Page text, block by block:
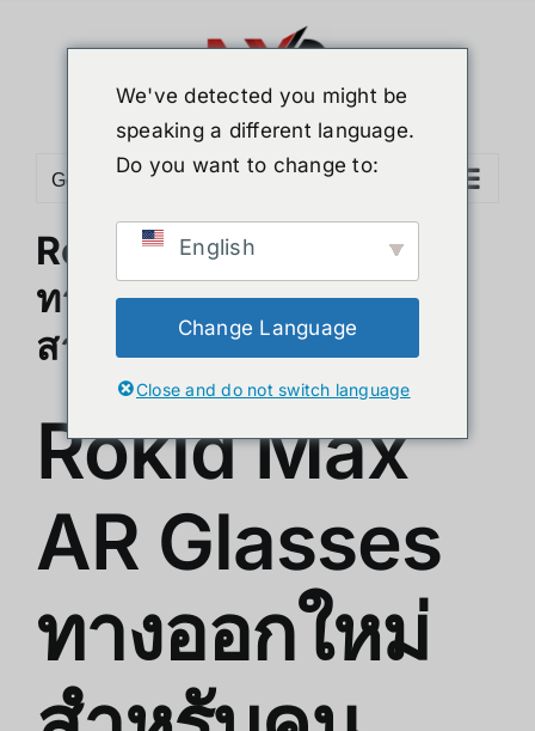
Go to...
Rokid Max AR Glasses
ทางออกใหม่สำหรับคน
สายตาสั้น
Rokid Max
AR Glasses
ทางออกใหม่
We've detected you might be
speaking a different language.
Do you want to change to:
English
Change Language
Close and do not switch language